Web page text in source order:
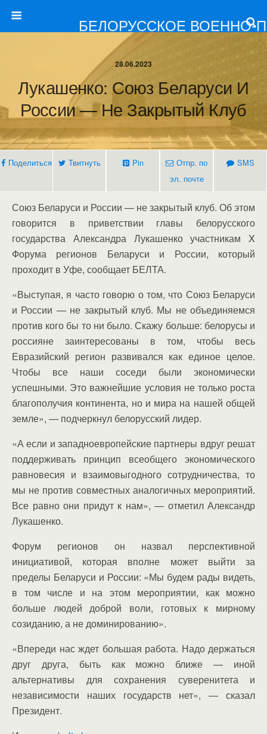
БЕЛОРУССКОЕ ВОЕННО-
28.06.2023
Лукашенко: Союз Беларуси И
России — Не Закрытый Клуб
Поделиться Твитнуть Pin
Отпр. по
эл. почте
SMS
Союз Беларуси и России — не закрытый клуб. Об этом
говорится в приветствии главы белорусского
государства Александра Лукашенко участникам X
Форума регионов Беларуси и России, который
проходит в Уфе, сообщает БЕЛТА.
«Выступая, я часто говорю о том, что Союз Беларуси
и России — не закрытый клуб. Мы не объединяемся
против кого бы то ни было. Скажу больше: белорусы и
россияне заинтересованы в том, чтобы весь
Евразийский регион развивался как единое целое.
Чтобы все наши соседи были экономически
успешными. Это важнейшие условия не только роста
благополучия континента, но и мира на нашей общей
земле», — подчеркнул белорусский лидер.
«А если и западноевропейские партнеры вдруг решат
поддерживать принцип всеобщего экономического
равновесия и взаимовыгодного сотрудничества, то
мы не против совместных аналогичных мероприятий.
Все равно они придут к нам», — отметил Александр
Лукашенко.
Форум регионов он назвал перспективной
инициативой, которая вполне может выйти за
пределы Беларуси и России: «Мы будем рады видеть,
в том числе и на этом мероприятии, как можно
больше людей доброй воли, готовых к мирному
созиданию, а не доминированию».
«Впереди нас ждет большая работа. Надо держаться
друг друга, быть как можно ближе — иной
альтернативы для сохранения суверенитета и
независимости наших государств нет», — сказал
Президент.